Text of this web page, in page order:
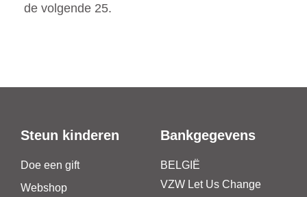
de volgende 25.
Steun kinderen
Doe een gift
Webshop
Bankgegevens
BELGIË
VZW Let Us Change